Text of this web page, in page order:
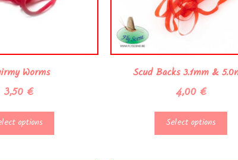
Worms
3,50 €
options
Scud Backs 3.1mm &
4,00 €
Select options